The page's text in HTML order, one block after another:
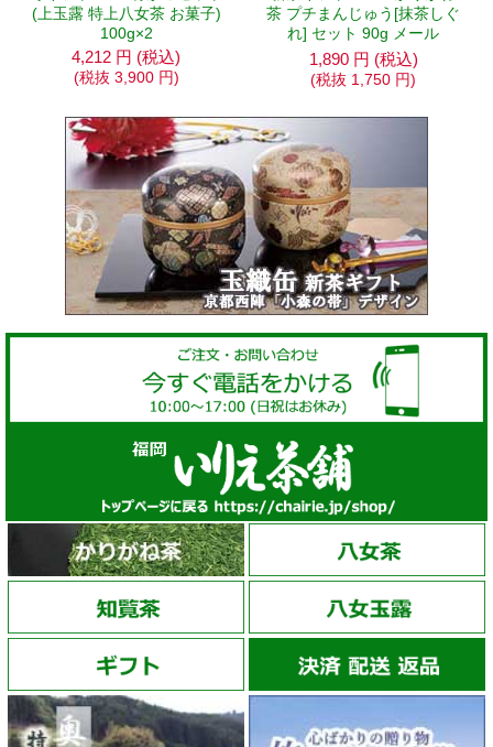
(上玉露 特上八女茶 お菓子)
100g×2
4,212 円 (税込)
(税抜 3,900 円)
茶 プチまんじゅう[抹茶しぐ
れ] セット 90g メール
1,890 円 (税込)
(税抜 1,750 円)